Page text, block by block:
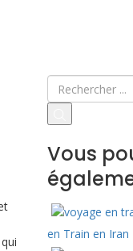
Vous
en Train en Iran